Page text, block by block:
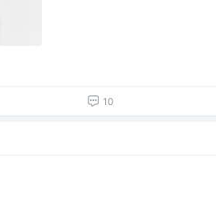
10